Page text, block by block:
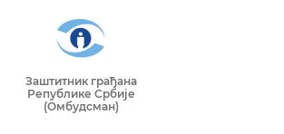
Заштитник грађана
Републике Србије
(Омбудсман)